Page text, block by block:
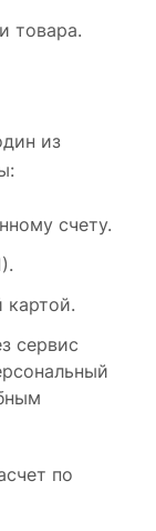
товара.
из
счету.
картой.
сервис
по